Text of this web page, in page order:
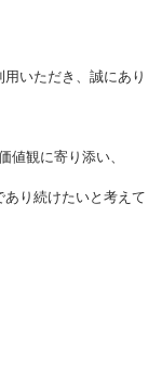
いただき、誠にあり
値観に寄り添い、
あり続けたいと考えて